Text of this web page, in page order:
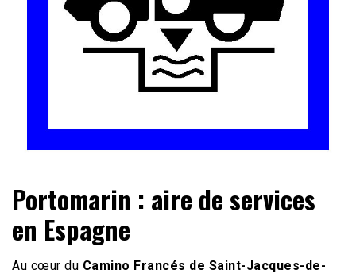
Camping-car Travel
Portomarin : aire de services
en Espagne
Au cœur du Camino Francés de Saint-Jacques-de-